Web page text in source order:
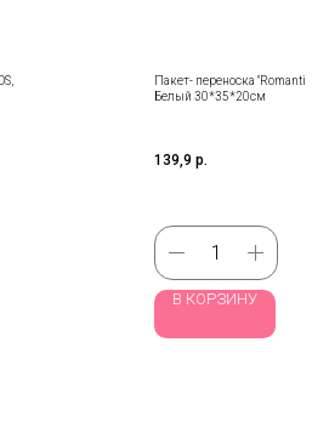
Пакет- переноска "Romantic
Белый 30*35*20см
139,9 р.
В КОРЗИНУ